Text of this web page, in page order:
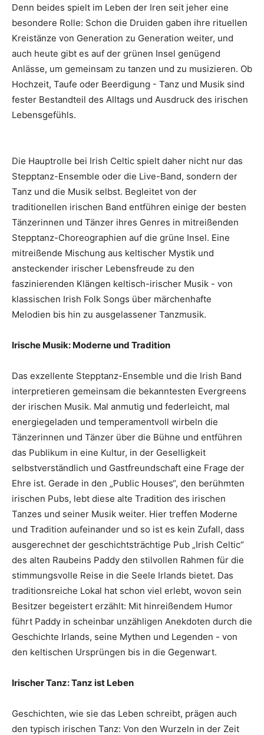
Denn beides spielt im Leben der Iren seit jeher eine
besondere Rolle: Schon die Druiden gaben ihre rituellen
Kreistänze von Generation zu Generation weiter, und
auch heute gibt es auf der grünen Insel genügend
Anlässe, um gemeinsam zu tanzen und zu musizieren. Ob
Hochzeit, Taufe oder Beerdigung - Tanz und Musik sind
fester Bestandteil des Alltags und Ausdruck des irischen
Lebensgefühls.
Die Hauptrolle bei Irish Celtic spielt daher nicht nur das
Stepptanz-Ensemble oder die Live-Band, sondern der
Tanz und die Musik selbst. Begleitet von der
traditionellen irischen Band entführen einige der besten
Tänzerinnen und Tänzer ihres Genres in mitreißenden
Stepptanz-Choreographien auf die grüne Insel. Eine
mitreißende Mischung aus keltischer Mystik und
ansteckender irischer Lebensfreude zu den
faszinierenden Klängen keltisch-irischer Musik - von
klassischen Irish Folk Songs über märchenhafte
Melodien bis hin zu ausgelassener Tanzmusik.
Irische Musik: Moderne und Tradition
Das exzellente Stepptanz-Ensemble und die Irish Band
interpretieren gemeinsam die bekanntesten Evergreens
der irischen Musik. Mal anmutig und federleicht, mal
energiegeladen und temperamentvoll wirbeln die
Tänzerinnen und Tänzer über die Bühne und entführen
das Publikum in eine Kultur, in der Geselligkeit
selbstverständlich und Gastfreundschaft eine Frage der
Ehre ist. Gerade in den „Public Houses“, den berühmten
irischen Pubs, lebt diese alte Tradition des irischen
Tanzes und seiner Musik weiter. Hier treffen Moderne
und Tradition aufeinander und so ist es kein Zufall, dass
ausgerechnet der geschichtsträchtige Pub „Irish Celtic“
des alten Raubeins Paddy den stilvollen Rahmen für die
stimmungsvolle Reise in die Seele Irlands bietet. Das
traditionsreiche Lokal hat schon viel erlebt, wovon sein
Besitzer begeistert erzählt: Mit hinreißendem Humor
führt Paddy in scheinbar unzähligen Anekdoten durch die
Geschichte Irlands, seine Mythen und Legenden - von
den keltischen Ursprüngen bis in die Gegenwart.
Irischer Tanz: Tanz ist Leben
Geschichten, wie sie das Leben schreibt, prägen auch
den typisch irischen Tanz: Von den Wurzeln in der Zeit